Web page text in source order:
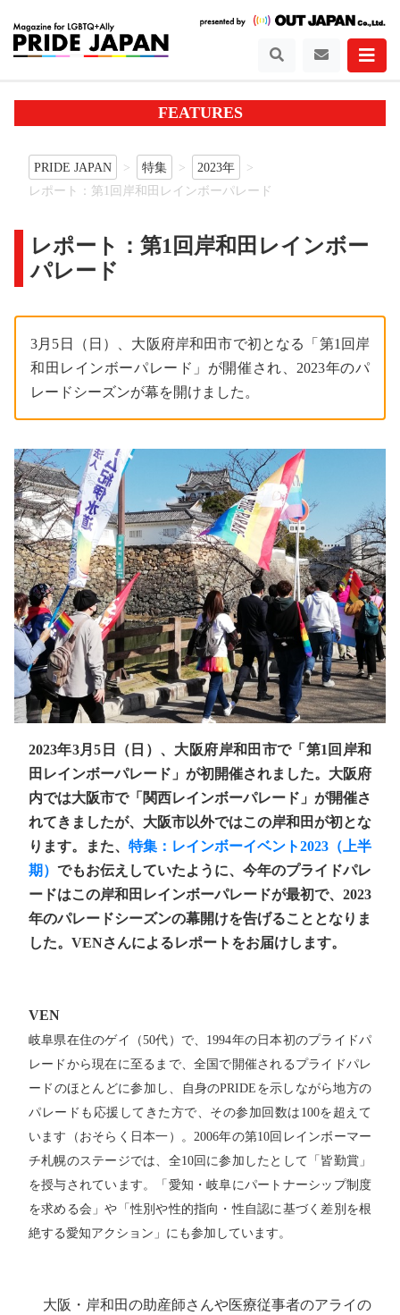
FEATURES
PRIDE JAPAN 特集
2023年
レポート：第1回岸和田レインボーパレード
レポート：第1回岸和田レインボー
パレード
3月5日（日）、大阪府岸和田市で初となる「第1回岸
和田レインボーパレード」が開催され、2023年のパ
レードシーズンが幕を開けました。
2023年3月5日（日）、大阪府岸和田市で「第1回岸和
田レインボーパレード」が初開催されました。大阪府
内では大阪市で「関西レインボーパレード」が開催さ
れてきましたが、大阪市以外ではこの岸和田が初とな
ります。また、 特集：レインボーイベント2023（上半
期） でもお伝えしていたように、今年のプライドパレ
ードはこの岸和田レインボーパレードが最初で、2023
年のパレードシーズンの幕開けを告げることとなりま
した。VENさんによるレポートをお届けします。
VEN
岐阜県在住のゲイ（50代）で、1994年の日本初のプライドパ
レードから現在に至るまで、全国で開催されるプライドパレ
ードのほとんどに参加し、自身のPRIDEを示しながら地方の
パレードも応援してきた方で、その参加回数は100を超えて
います（おそらく日本一）。2006年の第10回レインボーマー
チ札幌のステージでは、全10回に参加したとして「皆勤賞」
を授与されています。「愛知・岐阜にパートナーシップ制度
を求める会」や「性別や性的指向・性自認に基づく差別を根
絶する愛知アクション」にも参加しています。
大阪・岸和田の助産師さんや医療従事者のアライの